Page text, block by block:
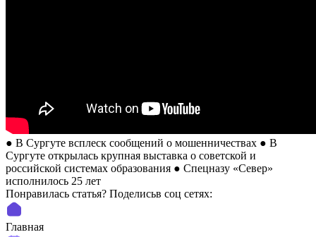
● В Сургуте всплеск сообщений о мошенничествах ● В
Сургуте открылась крупная выставка о советской и
российской системах образования ● Спецназу «Север»
исполнилось 25 лет
Понравилась статья? Поделиcьв соц сетях:
Главная